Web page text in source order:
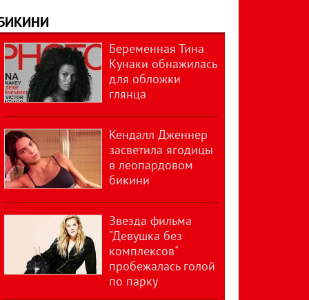
Беременная Тина
Кунаки обнажилась
для обложки
глянца
Кендалл Дженнер
засветила ягодицы
в леопардовом
бикини
Звезда фильма
"Девушка без
комплексов"
пробежалась голой
по парку